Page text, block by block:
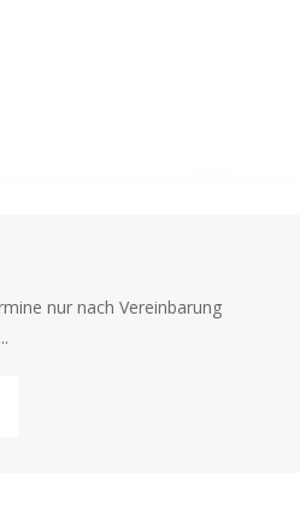
nur nach Vereinbarung